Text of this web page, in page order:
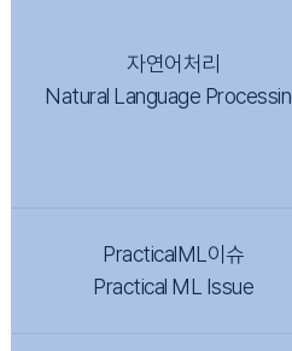
자연어처리
Natural Language
PracticalML이슈
Practical ML Issue